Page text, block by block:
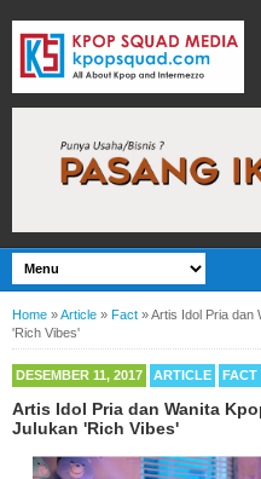
Home »Article » Fact »Artis Idol Pria dan
'Rich Vibes'
DESEMBER 11, 2017 ARTICLE FACT
Artis Idol Pria dan Wanita
Julukan 'Rich Vibes'